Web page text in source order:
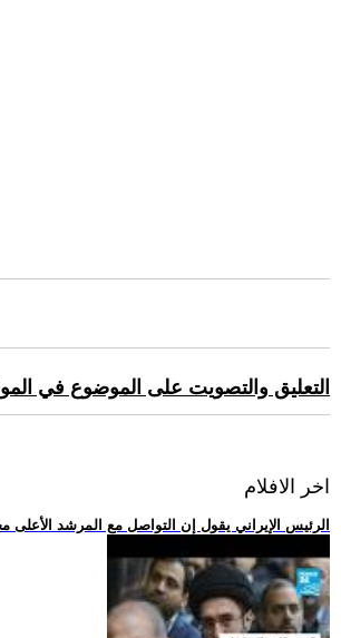
التعليق والتصويت على الموضوع في
اخر الافلام
.. الرئيس الإيراني يقول إن التواصل مع المرشد الأعلى